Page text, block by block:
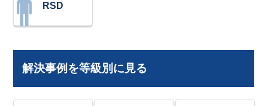
RSD
解決事例を等級別に見る